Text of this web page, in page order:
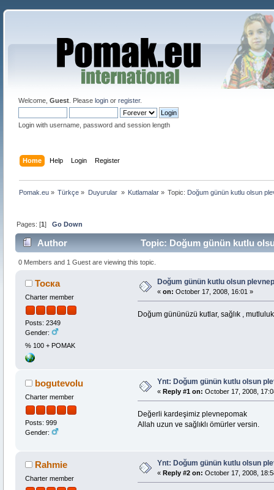
Welcome, Guest. Please loginor register.
Login with username, password and session length
Home Help Login Register
Pomak.eu » Türkçe » Duyurular » Kutlamalar » Topic: Doğum günün kutlu olsun
Pages: [1]Go Down
Author Topic: Doğum günün kutlu
0 Members and 1 Guest are viewing this topic.
Тоска
Charter member
Posts: 2349
Gender:
% 100 + POMAK
Doğum günün kutlu olsun
« on: October 17, 2008, 16:01 »
Doğum gününüzü kutlar, sağlık ,
bogutevolu
Charter member
Posts: 999
Gender:
Ynt: Doğum günün kutlu olsun
« Reply #1 on: October 17, 2008,
Değerli kardeşimiz plevnepomak
Allah uzun ve sağlıklı ömürler versin.
Rahmie
Charter member
Ynt: Doğum günün kutlu olsun
« Reply #2 on: October 17, 2008,